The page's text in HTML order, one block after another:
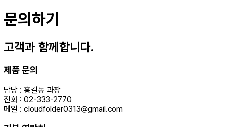
문의하기
고객과 함께합니다.
제품 문의
담당 : 홍길동 과장
전화 : 02-333-2770
메일 : cloudfolder0313@gmail.com